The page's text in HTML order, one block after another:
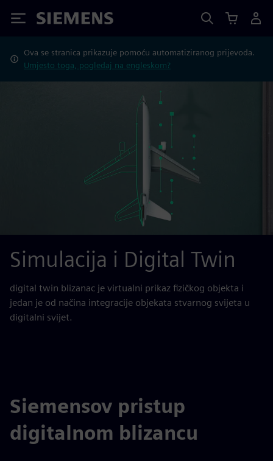
Siemens
Ova se stranica prikazuje pomoću automatiziranog prijevoda.
Umjesto toga, pogledaj na engleskom?
Simulacija i Digital Twin
digital twin blizanac je virtualni prikaz fizičkog objekta i
jedan je od načina integracije objekata stvarnog svijeta u
digitalni svijet.
Siemensov pristup
digitalnom blizancu